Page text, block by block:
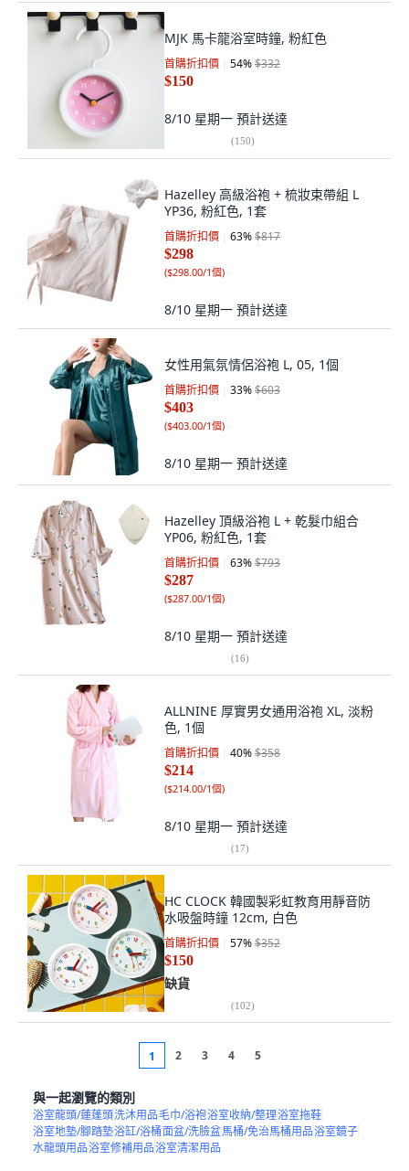
MJK 馬卡龍浴室時鐘, 粉紅色
首購折扣價 54%$332
$150
8/10 星期一 預計送達
(150)
Hazelley 高級浴袍 + 梳妝束帶組 L
YP36, 粉紅色, 1套
首購折扣價 63%$817
$298
($298.00/1個)
8/10 星期一 預計送達
女性用氣氛情侶浴袍 L, 05, 1個
首購折扣價 33%$603
$403
($403.00/1個)
8/10 星期一 預計送達
Hazelley 頂級浴袍 L + 乾髮巾組合
YP06, 粉紅色, 1套
首購折扣價 63%$793
$287
($287.00/1個)
8/10 星期一 預計送達
(16)
ALLNINE 厚實男女通用浴袍 XL, 淡粉
色, 1個
首購折扣價 40%$358
$214
($214.00/1個)
8/10 星期一 預計送達
(17)
HC CLOCK 韓國製彩虹教育用靜音防
水吸盤時鐘 12cm, 白色
首購折扣價 57%$352
$150
缺貨
(102)
1 2 3 4 5
與一起瀏覽的類別
浴室龍頭/蓮蓬頭洗沐用品毛巾/浴袍浴室收納/整理浴室拖鞋
浴室地墊/腳踏墊浴缸/浴桶面盆/洗臉盆馬桶/免治馬桶用品浴室鏡子
水龍頭用品浴室修補用品浴室清潔用品